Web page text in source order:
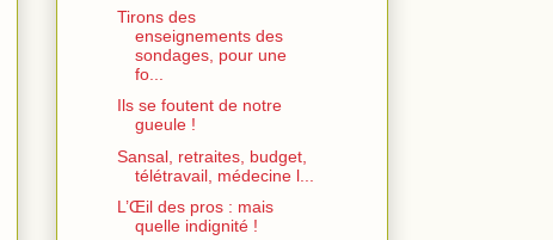
Tirons des
enseignements des
sondages, pour une
fo...
Ils se foutent de notre
gueule !
Sansal, retraites, budget,
télétravail, médecine l...
L’Œil des pros : mais
quelle indignité !